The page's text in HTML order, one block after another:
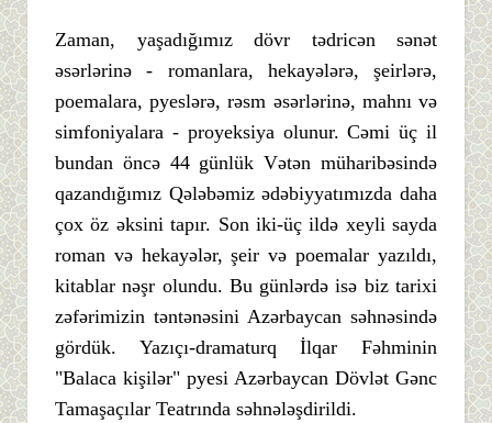
Zaman, yaşadığımız dövr tədricən sənət
əsərlərinə - romanlara, hekayələrə, şeirlərə,
poemalara, pyeslərə, rəsm əsərlərinə, mahnı və
simfoniyalara - proyeksiya olunur. Cəmi üç il
bundan öncə 44 günlük Vətən müharibəsində
qazandığımız Qələbəmiz ədəbiyyatımızda daha
çox öz əksini tapır. Son iki-üç ildə xeyli sayda
roman və hekayələr, şeir və poemalar yazıldı,
kitablar nəşr olundu. Bu günlərdə isə biz tarixi
zəfərimizin təntənəsini Azərbaycan səhnəsində
gördük. Yazıçı-dramaturq İlqar Fəhminin
"Balaca kişilər" pyesi Azərbaycan Dövlət Gənc
Tamaşaçılar Teatrında səhnələşdirildi.